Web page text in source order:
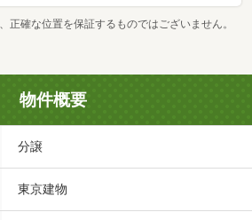
正確な位置を保証するものではございません。
物件概要
分譲
東京建物